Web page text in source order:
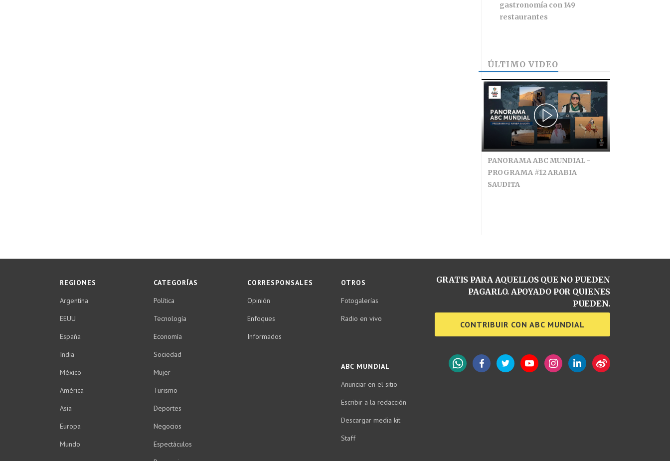
gastronomía con 149
restaurantes
ÚLTIMO VIDEO
PANORAMA ABC MUNDIAL -
PROGRAMA #12 ARABIA
SAUDITA
REGIONES
Argentina
EEUU
España
India
México
América
Asia
Europa
Mundo
CATEGORÍAS
Política
Tecnología
Economía
Sociedad
Mujer
Turismo
Deportes
Negocios
Espectáculos
CORRESPONSALES
Opinión
Enfoques
Informados
OTROS
Fotogalerías
Radio en vivo
ABC MUNDIAL
Anunciar en el sitio
Escribir a la redacción
Descargar media kit
Staff
GRATIS PARA AQUELLOS QUE NO PUEDEN
PAGARLO. APOYADO POR QUIENES
PUEDEN.
CONTRIBUIR CON ABC MUNDIAL